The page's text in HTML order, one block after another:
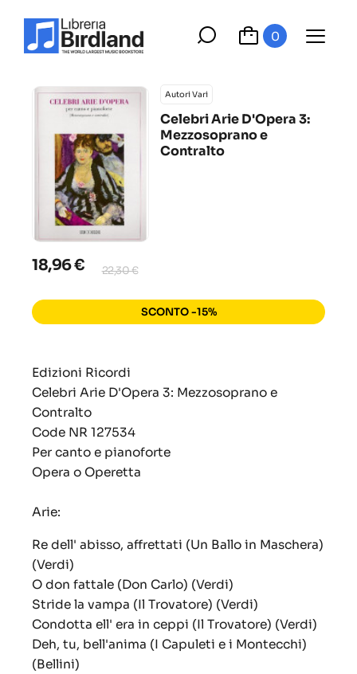
0
Autori Vari
Celebri Arie D'Opera 3:
Mezzosoprano e
Contralto
18,96 € 22,30 €
SCONTO -15%
Edizioni Ricordi
Celebri Arie D'Opera 3: Mezzosoprano e
Contralto
Code NR 127534
Per canto e pianoforte
Opera o Operetta
Arie:
Re dell' abisso, affrettati (Un Ballo in Maschera)
(Verdi)
O don fattale (Don Carlo) (Verdi)
Stride la vampa (Il Trovatore) (Verdi)
Condotta ell' era in ceppi (Il Trovatore) (Verdi)
Deh, tu, bell'anima (I Capuleti e i Montecchi)
(Bellini)